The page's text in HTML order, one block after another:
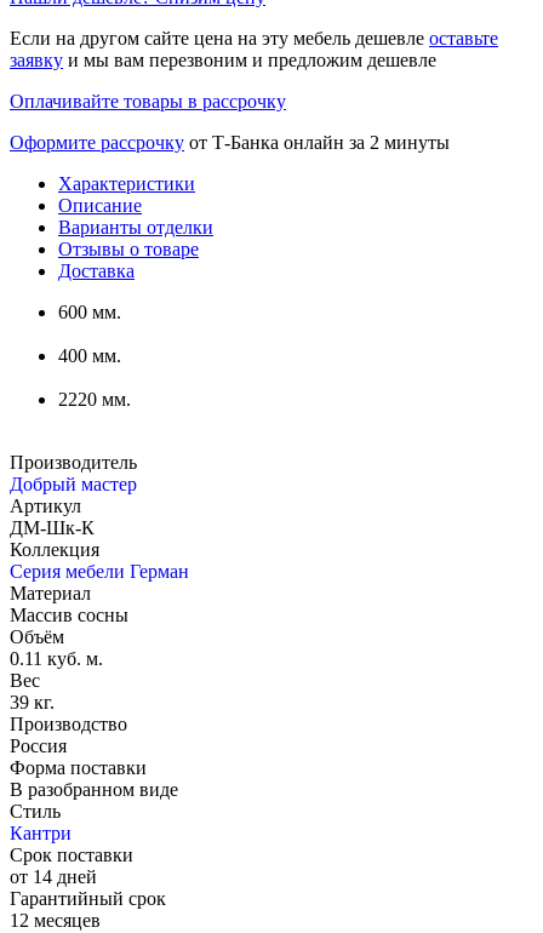
Если на другом сайте цена на эту мебель дешевле оставьте
заявку и мы вам перезвоним и предложим дешевле
Оплачивайте товары в рассрочку
Оформите рассрочку от Т-Банка онлайн за 2 минуты
Характеристики
Описание
Варианты отделки
Отзывы о товаре
Доставка
600 мм.
400 мм.
2220 мм.
Производитель
Добрый мастер
Артикул
ДМ-Шк-К
Коллекция
Серия мебели Герман
Материал
Массив сосны
Объём
0.11 куб. м.
Вес
39 кг.
Производство
Россия
Форма поставки
В разобранном виде
Стиль
Кантри
Срок поставки
от 14 дней
Гарантийный срок
12 месяцев